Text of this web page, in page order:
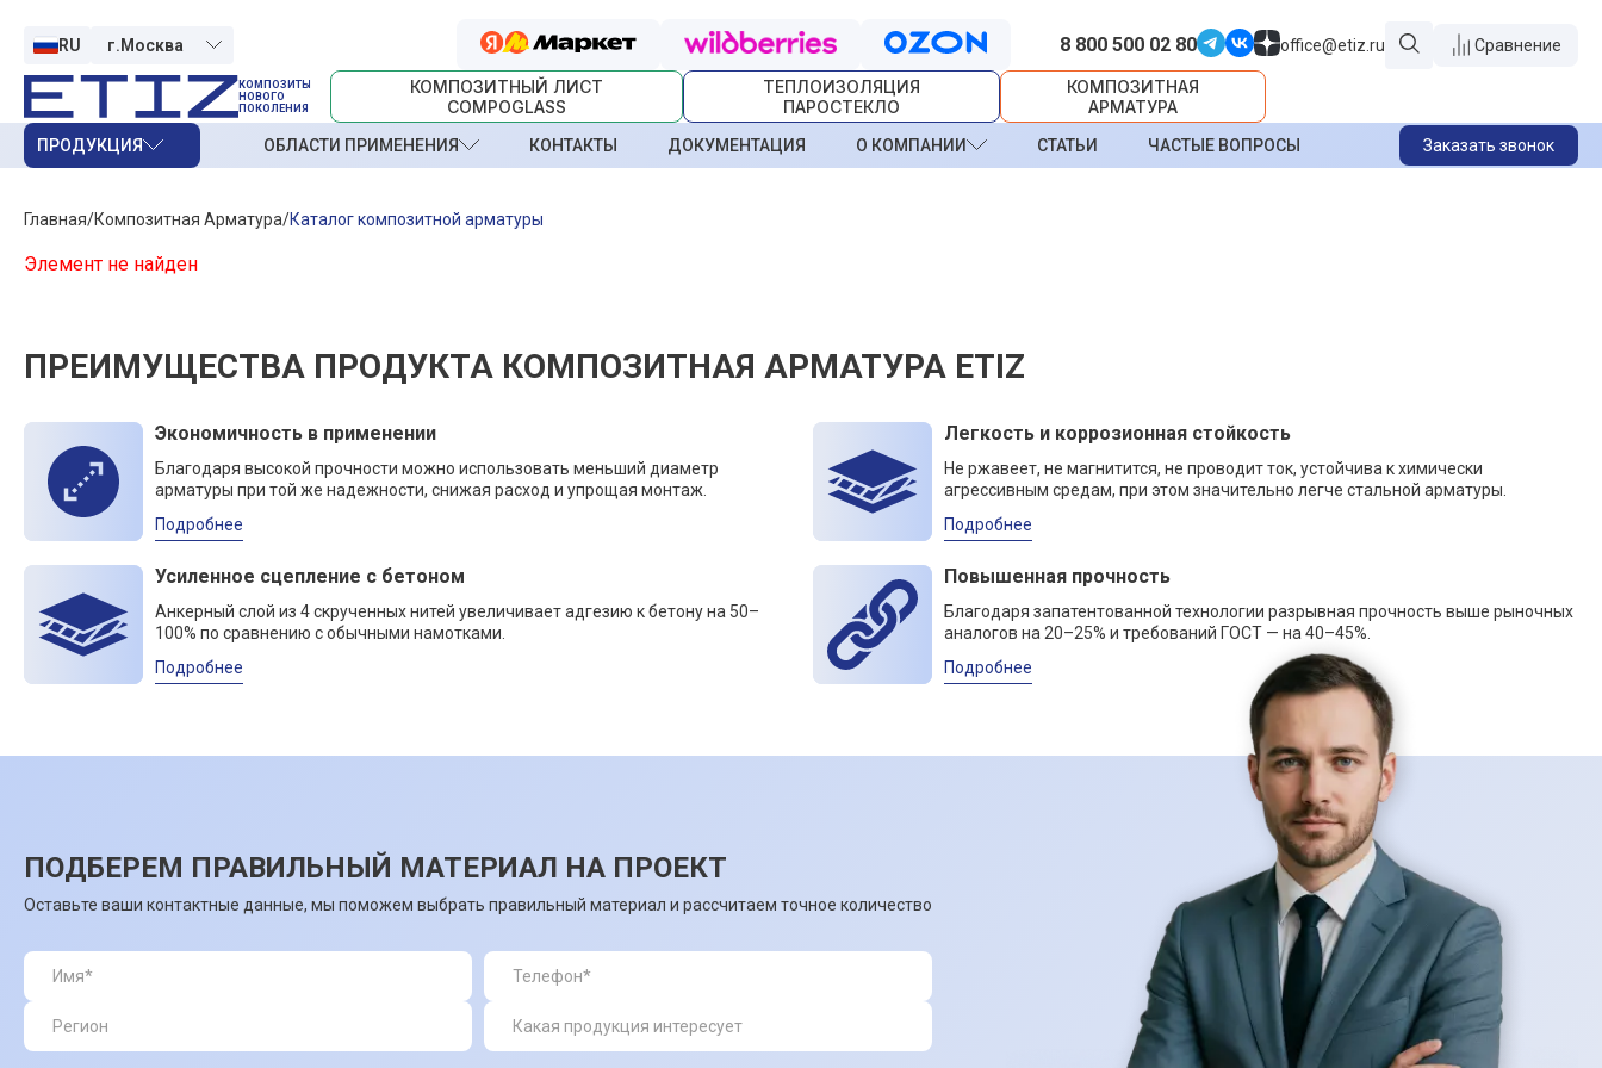
RU 8 800 500 02 80 office@etiz.ru Сравнение
КОМПОЗИТЫ
НОВОГО
ПОКОЛЕНИЯ
КОМПОЗИТНЫЙ ЛИСТ
COMPOGLASS
ТЕПЛОИЗОЛЯЦИЯ
ПАРОСТЕКЛО
КОМПОЗИТНАЯ
АРМАТУРА
ПРОДУКЦИЯ ОБЛАСТИ ПРИМЕНЕНИЯ КОНТАКТЫ ДОКУМЕНТАЦИЯ О КОМПАНИИ СТАТЬИ ЧАСТЫЕ ВОПРОСЫ Заказать звонок
Главная Композитная Арматура Каталог композитной арматуры
Элемент не найден
ПРЕИМУЩЕСТВА ПРОДУКТА КОМПОЗИТНАЯ АРМАТУРА ETIZ
Экономичность в применении
Благодаря высокой прочности можно использовать меньший диаметр
арматуры при той же надежности, снижая расход и упрощая монтаж.
Подробнее
Легкость и коррозионная стойкость
Не ржавеет, не магнитится, не проводит ток, устойчива к химически
агрессивным средам, при этом значительно легче стальной арматуры.
Подробнее
Усиленное сцепление с бетоном
Анкерный слой из 4 скрученных нитей увеличивает адгезию к бетону на 50–
100% по сравнению с обычными намотками.
Подробнее
Повышенная прочность
Благодаря запатентованной технологии разрывная прочность выше рыночных
аналогов на 20–25% и требований ГОСТ — на 40–45%.
Подробнее
ПОДБЕРЕМ ПРАВИЛЬНЫЙ МАТЕРИАЛ НА ПРОЕКТ
Оставьте ваши контактные данные, мы поможем выбрать правильный материал и рассчитаем точное количество